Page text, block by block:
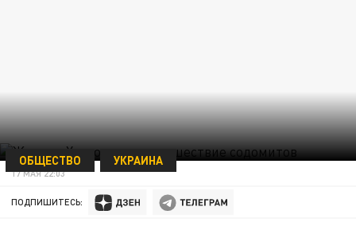
ОБЩЕСТВО УКРАИНА
17 МАЯ 22:03
ПОДПИШИТЕСЬ: